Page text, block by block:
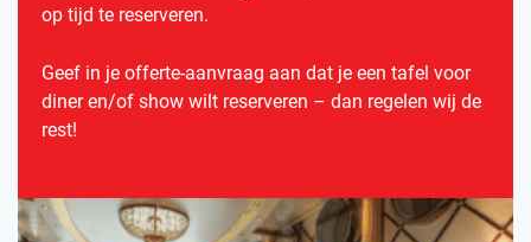
op tijd te reserveren.
Geef in je offerte-aanvraag aan dat je een tafel voor
diner en/of show wilt reserveren – dan regelen wij de
rest!